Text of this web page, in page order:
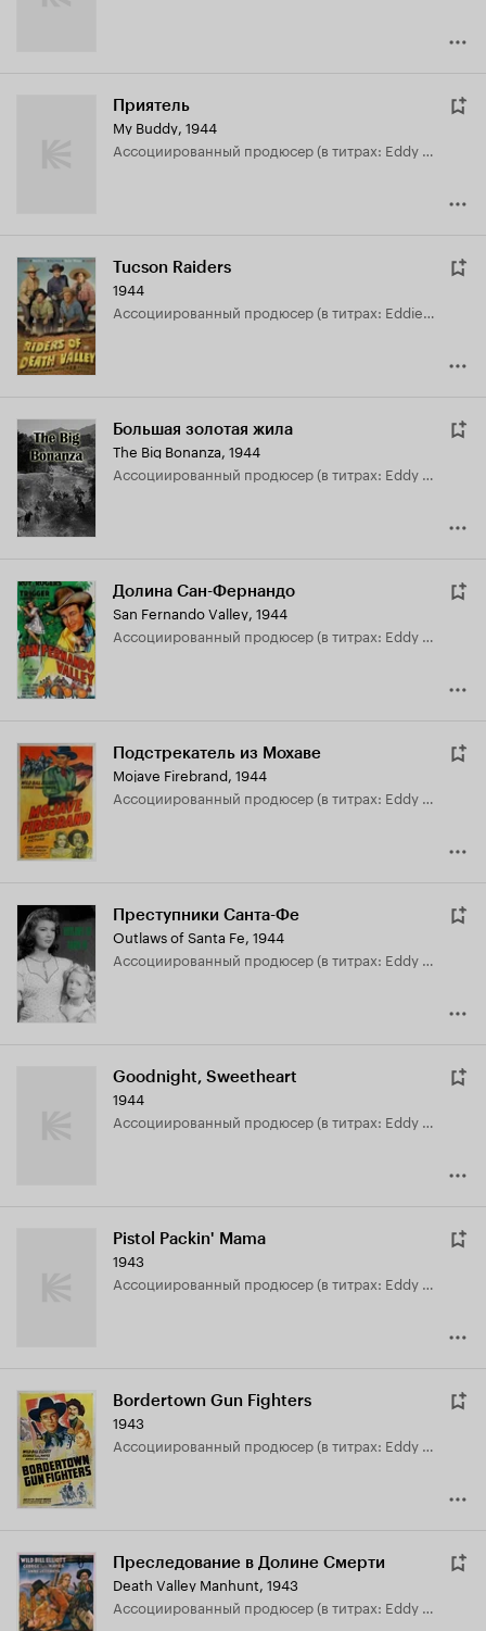
Приятель
My Buddy, 1944
ассоциированный продюсер (в титрах: Eddy White)
Tucson Raiders
1944
ассоциированный продюсер (в титрах: Eddie White)
Большая золотая жила
The Big Bonanza, 1944
ассоциированный продюсер (в титрах: Eddy White)
Долина Сан-Фернандо
San Fernando Valley, 1944
ассоциированный продюсер (в титрах: Eddy White)
Подстрекатель из Мохаве
Mojave Firebrand, 1944
ассоциированный продюсер (в титрах: Eddy White)
Преступники Санта-Фе
Outlaws of Santa Fe, 1944
ассоциированный продюсер (в титрах: Eddy White)
Goodnight, Sweetheart
1944
ассоциированный продюсер (в титрах: Eddy White)
Pistol Packin' Mama
1943
ассоциированный продюсер (в титрах: Eddy White)
Bordertown Gun Fighters
1943
ассоциированный продюсер (в титрах: Eddy White)
Преследование в Долине Смерти
Death Valley Manhunt, 1943
ассоциированный продюсер (в титрах: Eddy White)